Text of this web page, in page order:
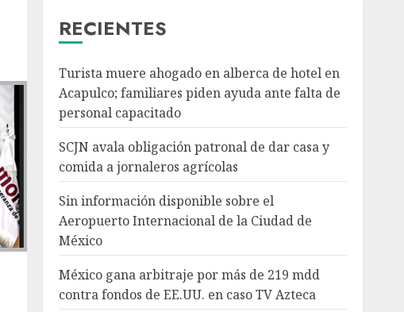
RECIENTES
Turista muere ahogado en alberca de hotel en
Acapulco; familiares piden ayuda ante falta de
personal capacitado
SCJN avala obligación patronal de dar casa y
comida a jornaleros agrícolas
Sin información disponible sobre el
Aeropuerto Internacional de la Ciudad de
México
México gana arbitraje por más de 219 mdd
contra fondos de EE.UU. en caso TV Azteca
4
México gana arbitraje
por más de 219 mdd
en caso TV Azteca
AGOSTO 6, 2026
5
Sounders en su inicio de
la Leagues Cup 2026
AGOSTO 6, 2026